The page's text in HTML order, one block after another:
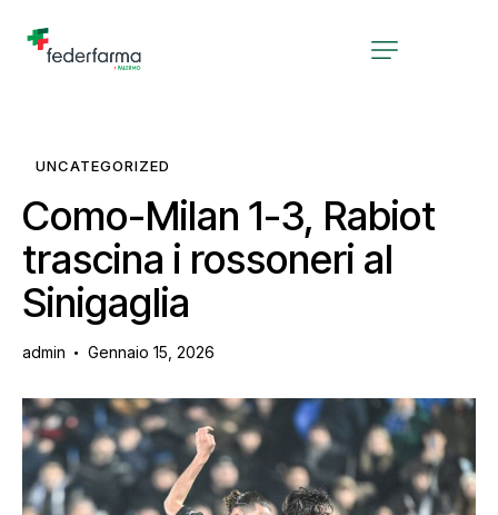
UNCATEGORIZED
Como-Milan 1-3, Rabiot
trascina i rossoneri al
Sinigaglia
admin Gennaio 15, 2026